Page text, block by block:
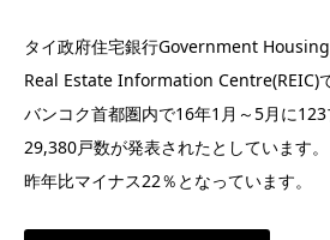
タイ政府住宅銀行Government
Real Estate Information Centre(REIC)で
バンコク首都圏内で16年1月～5月に123
29,380戸数が発表されたとしています。
昨年比マイナス22％となっています。